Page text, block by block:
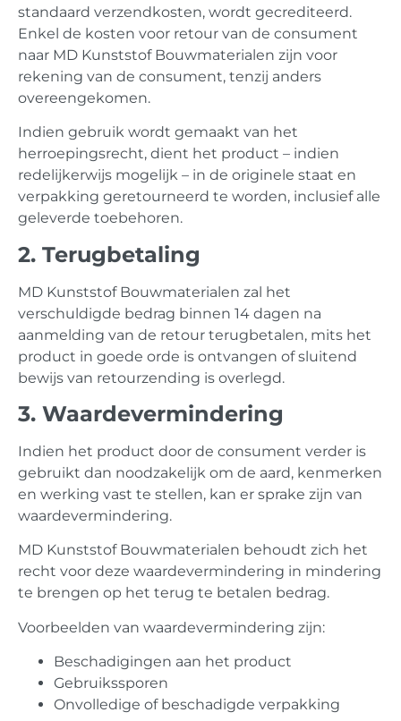
standaard verzendkosten, wordt gecrediteerd.
Enkel de kosten voor retour van de consument
naar MD Kunststof Bouwmaterialen zijn voor
rekening van de consument, tenzij anders
overeengekomen.
Indien gebruik wordt gemaakt van het
herroepingsrecht, dient het product – indien
redelijkerwijs mogelijk – in de originele staat en
verpakking geretourneerd te worden, inclusief alle
geleverde toebehoren.
2. Terugbetaling
MD Kunststof Bouwmaterialen zal het
verschuldigde bedrag binnen 14 dagen na
aanmelding van de retour terugbetalen, mits het
product in goede orde is ontvangen of sluitend
bewijs van retourzending is overlegd.
3. Waardevermindering
Indien het product door de consument verder is
gebruikt dan noodzakelijk om de aard, kenmerken
en werking vast te stellen, kan er sprake zijn van
waardevermindering.
MD Kunststof Bouwmaterialen behoudt zich het
recht voor deze waardevermindering in mindering
te brengen op het terug te betalen bedrag.
Voorbeelden van waardevermindering zijn:
Beschadigingen aan het product
Gebruikssporen
Onvolledige of beschadigde verpakking